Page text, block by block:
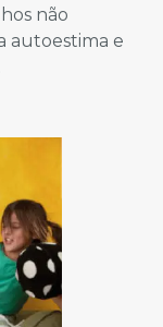
não
autoestima e